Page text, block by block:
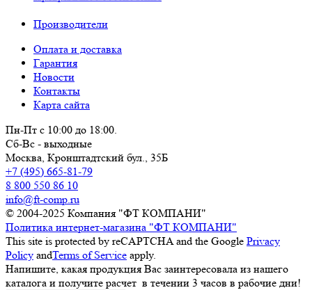
Производители
Оплата и доставка
Гарантия
Новости
Контакты
Карта сайта
Пн-Пт с 10:00 до 18:00.
Сб-Вс - выходные
Москва, Кронштадтский бул., 35Б
+7 (495) 665-81-79
8 800 550 86 10
info@ft-comp.ru
© 2004-2025 Компания "ФТ КОМПАНИ"
Политика интернет-магазина "ФТ КОМПАНИ"
This site is protected by reCAPTCHA and the Google Privacy
Policy andTerms of Service apply.
Напишите, какая продукция Вас заинтересовала из нашего
каталога и получите расчет в течении 3 часов в рабочие дни!